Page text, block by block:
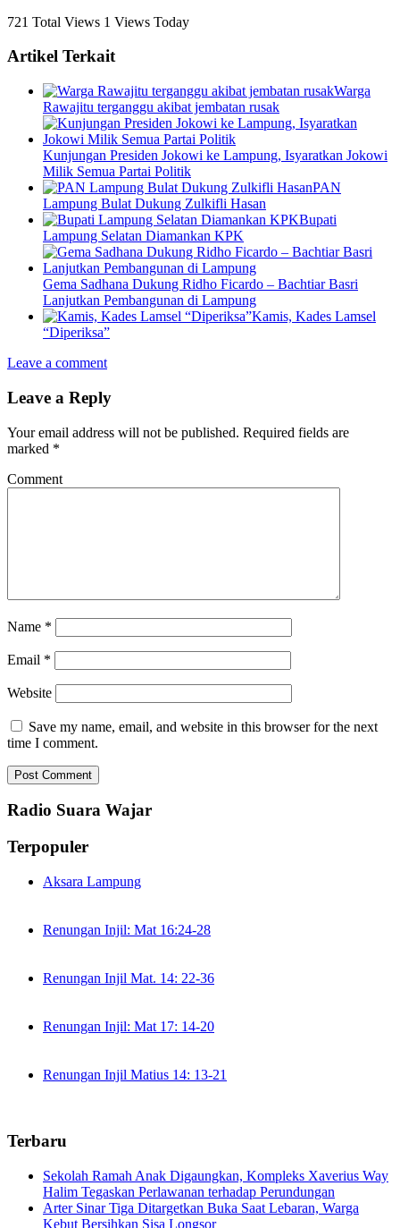
721 Total Views 1 Views Today
Artikel Terkait
Warga
Rawajitu terganggu akibat jembatan rusak
Kunjungan Presiden Jokowi ke Lampung, Isyaratkan Jokowi
Milik Semua Partai Politik
PAN
Lampung Bulat Dukung Zulkifli Hasan
Bupati
Lampung Selatan Diamankan KPK
Gema Sadhana Dukung Ridho Ficardo – Bachtiar Basri
Lanjutkan Pembangunan di Lampung
Kamis, Kades Lamsel
“Diperiksa”
Leave a comment
Leave a Reply
Your email address will not be published. Required fields are
marked *
Comment
Name *
Email *
Website
Save my name, email, and website in this browser for the next
time I comment.
Radio Suara Wajar
Terpopuler
Aksara Lampung
Renungan Injil: Mat 16:24-28
Renungan Injil Mat. 14: 22-36
Renungan Injil: Mat 17: 14-20
Renungan Injil Matius 14: 13-21
Terbaru
Sekolah Ramah Anak Digaungkan, Kompleks Xaverius Way
Halim Tegaskan Perlawanan terhadap Perundungan
Arter Sinar Tiga Ditargetkan Buka Saat Lebaran, Warga
Kebut Bersihkan Sisa Longsor